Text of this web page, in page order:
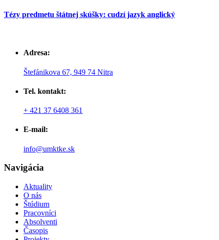
Tézy predmetu štátnej skúšky: cudzí jazyk anglický
Adresa:
Štefánikova 67, 949 74 Nitra
Tel. kontakt:
+ 421 37 6408 361
E-mail:
info@umktke.sk
Navigácia
Aktuality
O nás
Štúdium
Pracovníci
Absolventi
Časopis